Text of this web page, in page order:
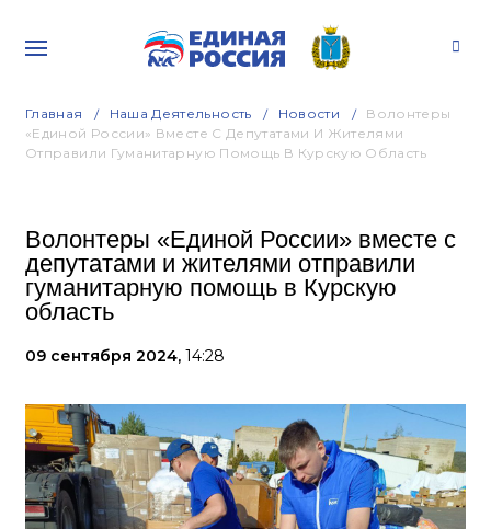
Главная Наша Деятельность Новости
Волонтеры
«Единой России» Вместе С Депутатами И Жителями
Отправили Гуманитарную Помощь В Курскую Область
Волонтеры «Единой России» вместе с
депутатами и жителями отправили
гуманитарную помощь в Курскую
область
09 сентября 2024, 14:28